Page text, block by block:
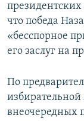
президентских
что победа
«бесспорное
его заслуг на
По
избирательной
внеочередных